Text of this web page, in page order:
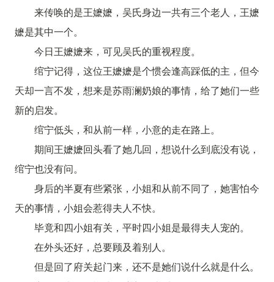
来传唤的是王嬷嬷，吴氏身边一共有三个老人，王嬷
嬷是其中一个。
今日王嬷嬷来，可见吴氏的重视程度。
绾宁记得，这位王嬷嬷是个惯会逢高踩低的主，但今
天却一言不发，想来是苏雨澜奶娘的事情，给了她们一些
新的启发。
绾宁低头，和从前一样，小意的走在路上。
期间王嬷嬷回头看了她几回，想说什么到底没有说，
绾宁也没有问。
身后的半夏有些紧张，小姐和从前不同了，她害怕今
天的事情，小姐会惹得夫人不快。
毕竟和四小姐有关，平时四小姐是最得夫人宠的。
在外头还好，总要顾及着别人。
但是回了府关起门来，还不是她们说什么就是什么。